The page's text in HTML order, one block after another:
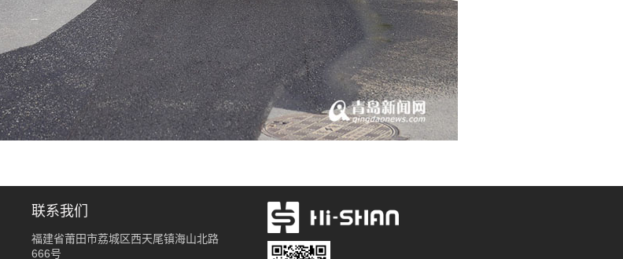
联系我们
福建省莆田市荔城区西天尾镇海山北路
666号